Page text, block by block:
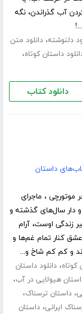
آب گذراندن، نگه
دلنوشته،دانلود متن
داستان کوتاه،
دانلود کتاب
داستان
در آب 2 اثر سحر موتورچی ، ماجرای
و دار سال‌های گذشته و
زندگی اوست، آرام
کنار تمام غم‌ها و
و کم کم شاخ و...
کوتاه،دانلود داستان
هیولایی در آب،
،داستان ترسناک،
ایرانی،داستان